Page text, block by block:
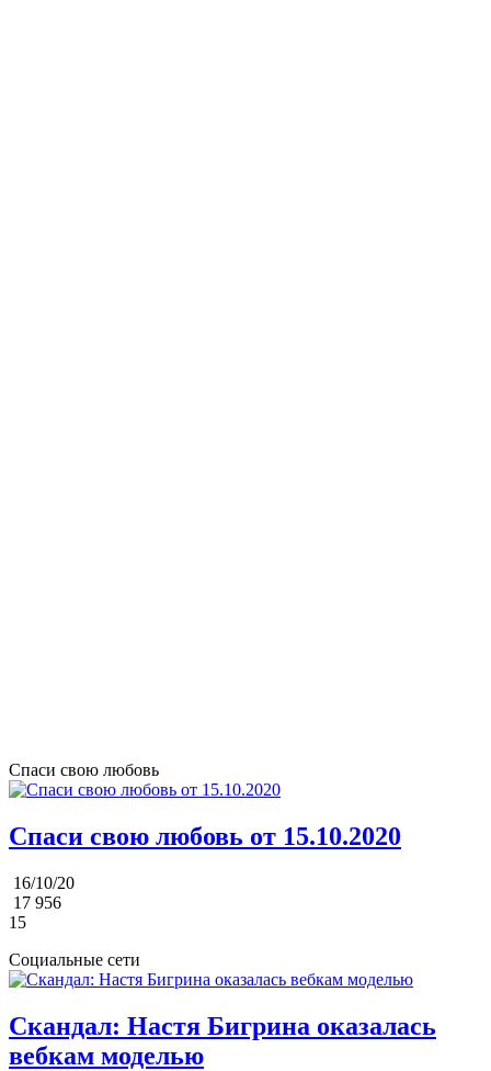
Спаси свою любовь
Спаси свою любовь от 15.10.2020
16/10/20
17 956
15
Социальные сети
Скандал: Настя Бигрина оказалась
вебкам моделью